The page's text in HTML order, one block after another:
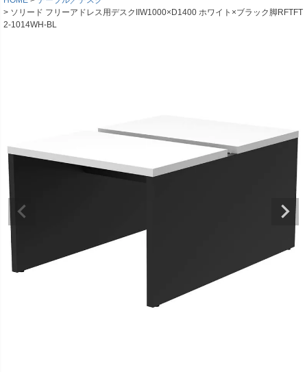
ソリード フリーアドレス用デスクIIW1000×D1400 ホワイト×ブラック脚RFTFT
2-1014WH-BL